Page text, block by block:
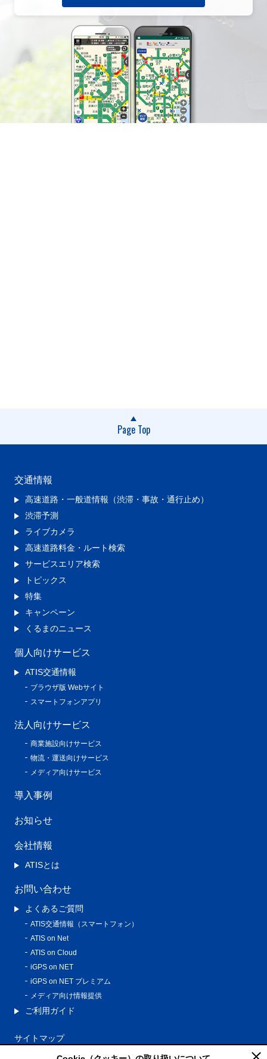
Page Top
交通情報
高速道路・一般道情報（渋滞・事故・通行止め）
渋滞予測
ライブカメラ
高速道路料金・ルート検索
サービスエリア検索
トピックス
特集
キャンペーン
くるまのニュース
個人向けサービス
ATIS交通情報
ブラウザ版 Webサイト
スマートフォンアプリ
法人向けサービス
商業施設向けサービス
物流・運送向けサービス
メディア向けサービス
導入事例
お知らせ
会社情報
ATISとは
お問い合わせ
よくあるご質問
ATIS交通情報（スマートフォン）
ATIS on Net
ATIS on Cloud
iGPS on NET
iGPS on NET プレミアム
メディア向け情報提供
ご利用ガイド
サイトマップ
プライバシーポリシー